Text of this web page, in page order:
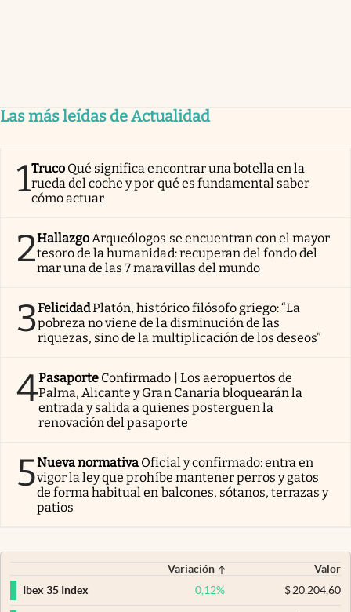
Las más leídas de Actualidad
1Truco Qué significa encontrar una botella en la
rueda del coche y por qué es fundamental saber
cómo actuar
2Hallazgo Arqueólogos se encuentran con el mayor
tesoro de la humanidad: recuperan del fondo del
mar una de las 7 maravillas del mundo
3FelicidadPlatón, histórico filósofo griego: “La
pobreza no viene de la disminución de las
riquezas, sino de la multiplicación de los deseos”
4Pasaporte Confirmado | Los aeropuertos de
Palma, Alicante y Gran Canaria bloquearán la
entrada y salida a quienes posterguen la
renovación del pasaporte
5Nueva normativa Oficial y confirmado: entra en
vigor la ley que prohíbe mantener perros y gatos
de forma habitual en balcones, sótanos, terrazas y
patios
Variación
Valor
Ibex 35 Index
0,12% $20.204,60